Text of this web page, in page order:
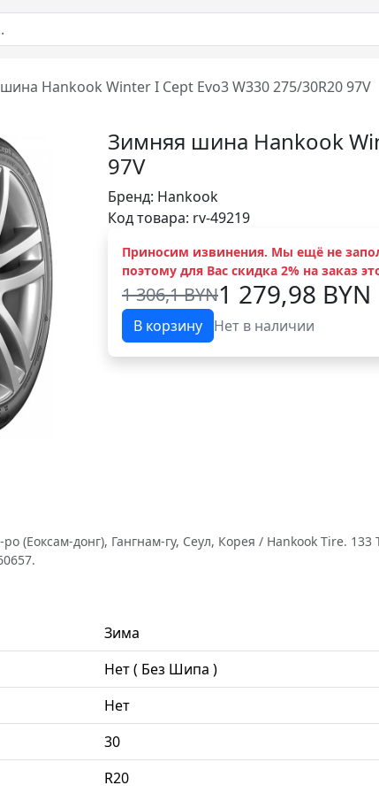
Hankook Winter I Cept Evo3 W330 275/30R20 97V
Зимняя шина Hankook
97V
Бренд: Hankook
Код товара: rv-49219
Приносим извинения. Мы ещё не
поэтому для Вас скидка 2% на заказ
1 306,1 BYN1 279,98 BYN
В корзину Нет в наличии
(Еоксам-донг), Гангнам-гу, Сеул, Корея / Hankook Tire.
Зима
Нет ( Без Шипа )
Нет
30
R20